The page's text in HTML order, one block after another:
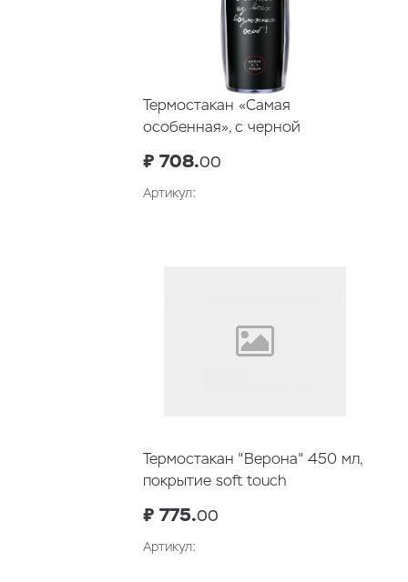
Термостакан «Самая
особенная», с черной
₽ 708.00
Артикул:
Термостакан "Верона" 450 мл,
покрытие soft touch
₽ 775.00
Артикул: